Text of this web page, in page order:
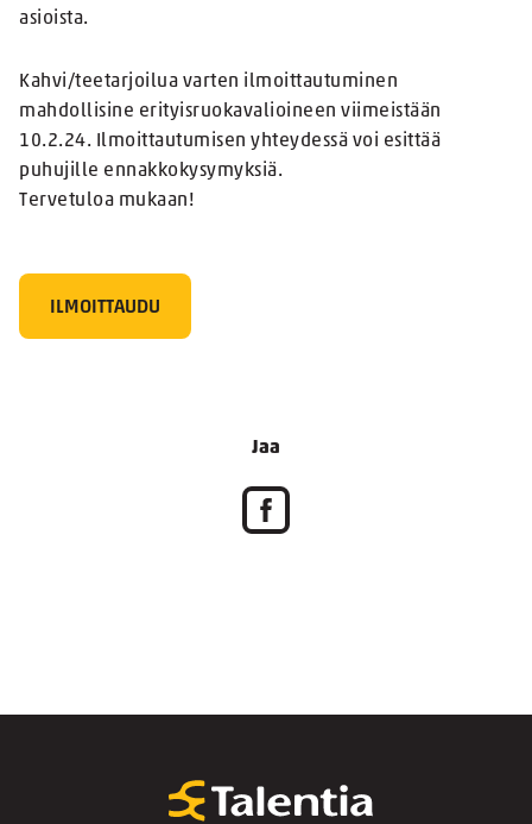
asioista.
Kahvi/teetarjoilua varten ilmoittautuminen
mahdollisine erityisruokavalioineen viimeistään
10.2.24. Ilmoittautumisen yhteydessä voi esittää
puhujille ennakkokysymyksiä.
Tervetuloa mukaan!
ILMOITTAUDU
Jaa